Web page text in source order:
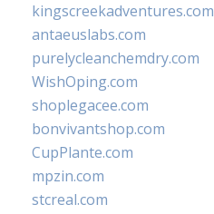
kingscreekadventures.com
antaeuslabs.com
purelycleanchemdry.com
WishOping.com
shoplegacee.com
bonvivantshop.com
CupPlante.com
mpzin.com
stcreal.com